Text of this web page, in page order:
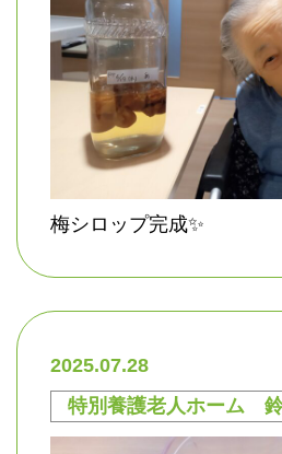
梅シロップ完成✨
2025.07.28
特別養護老人ホーム